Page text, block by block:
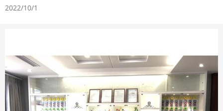
2022/10/1